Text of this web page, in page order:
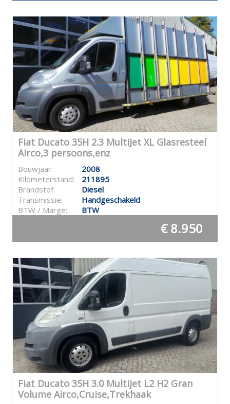
Fiat Ducato 35H 2.3 MultiJet XL Glasresteel
Airco,3 persoons,enz
Bouwjaar:
2008
Kilometerstand:
211895
Brandstof:
Diesel
Transmissie:
Handgeschakeld
BTW / Marge:
BTW
€ 8.950
Fiat Ducato 35H 3.0 MultiJet L2 H2 Gran
Volume Airco,Cruise,Trekhaak